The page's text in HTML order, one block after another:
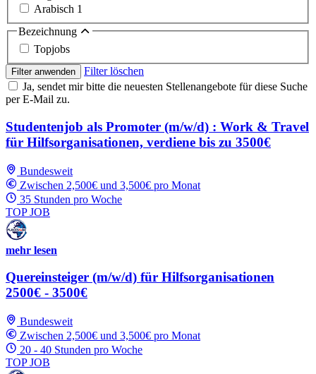
Arabisch 1
Bezeichnung
Topjobs
Filter anwenden
Filter löschen
Ja, sendet mir bitte die neuesten Stellenangebote für diese Suche
per E-Mail zu.
Studentenjob als Promoter (m/w/d) : Work & Travel
für Hilfsorganisationen, verdiene bis zu 3500€
Bundesweit
Zwischen 2,500€ und 3,500€ pro Monat
35 Stunden pro Woche
TOP JOB
mehr lesen
Quereinsteiger (m/w/d) für Hilfsorganisationen
2500€ - 3500€
Bundesweit
Zwischen 2,500€ und 3,500€ pro Monat
20 - 40 Stunden pro Woche
TOP JOB